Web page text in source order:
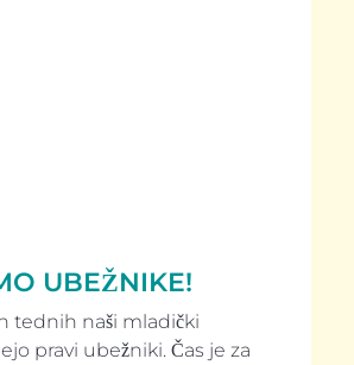
UBEŽNIKE!
tednih naši mladički
pravi ubežniki. Čas je za